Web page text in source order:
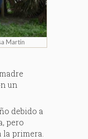
Martin
un
debido a
pero
primera.